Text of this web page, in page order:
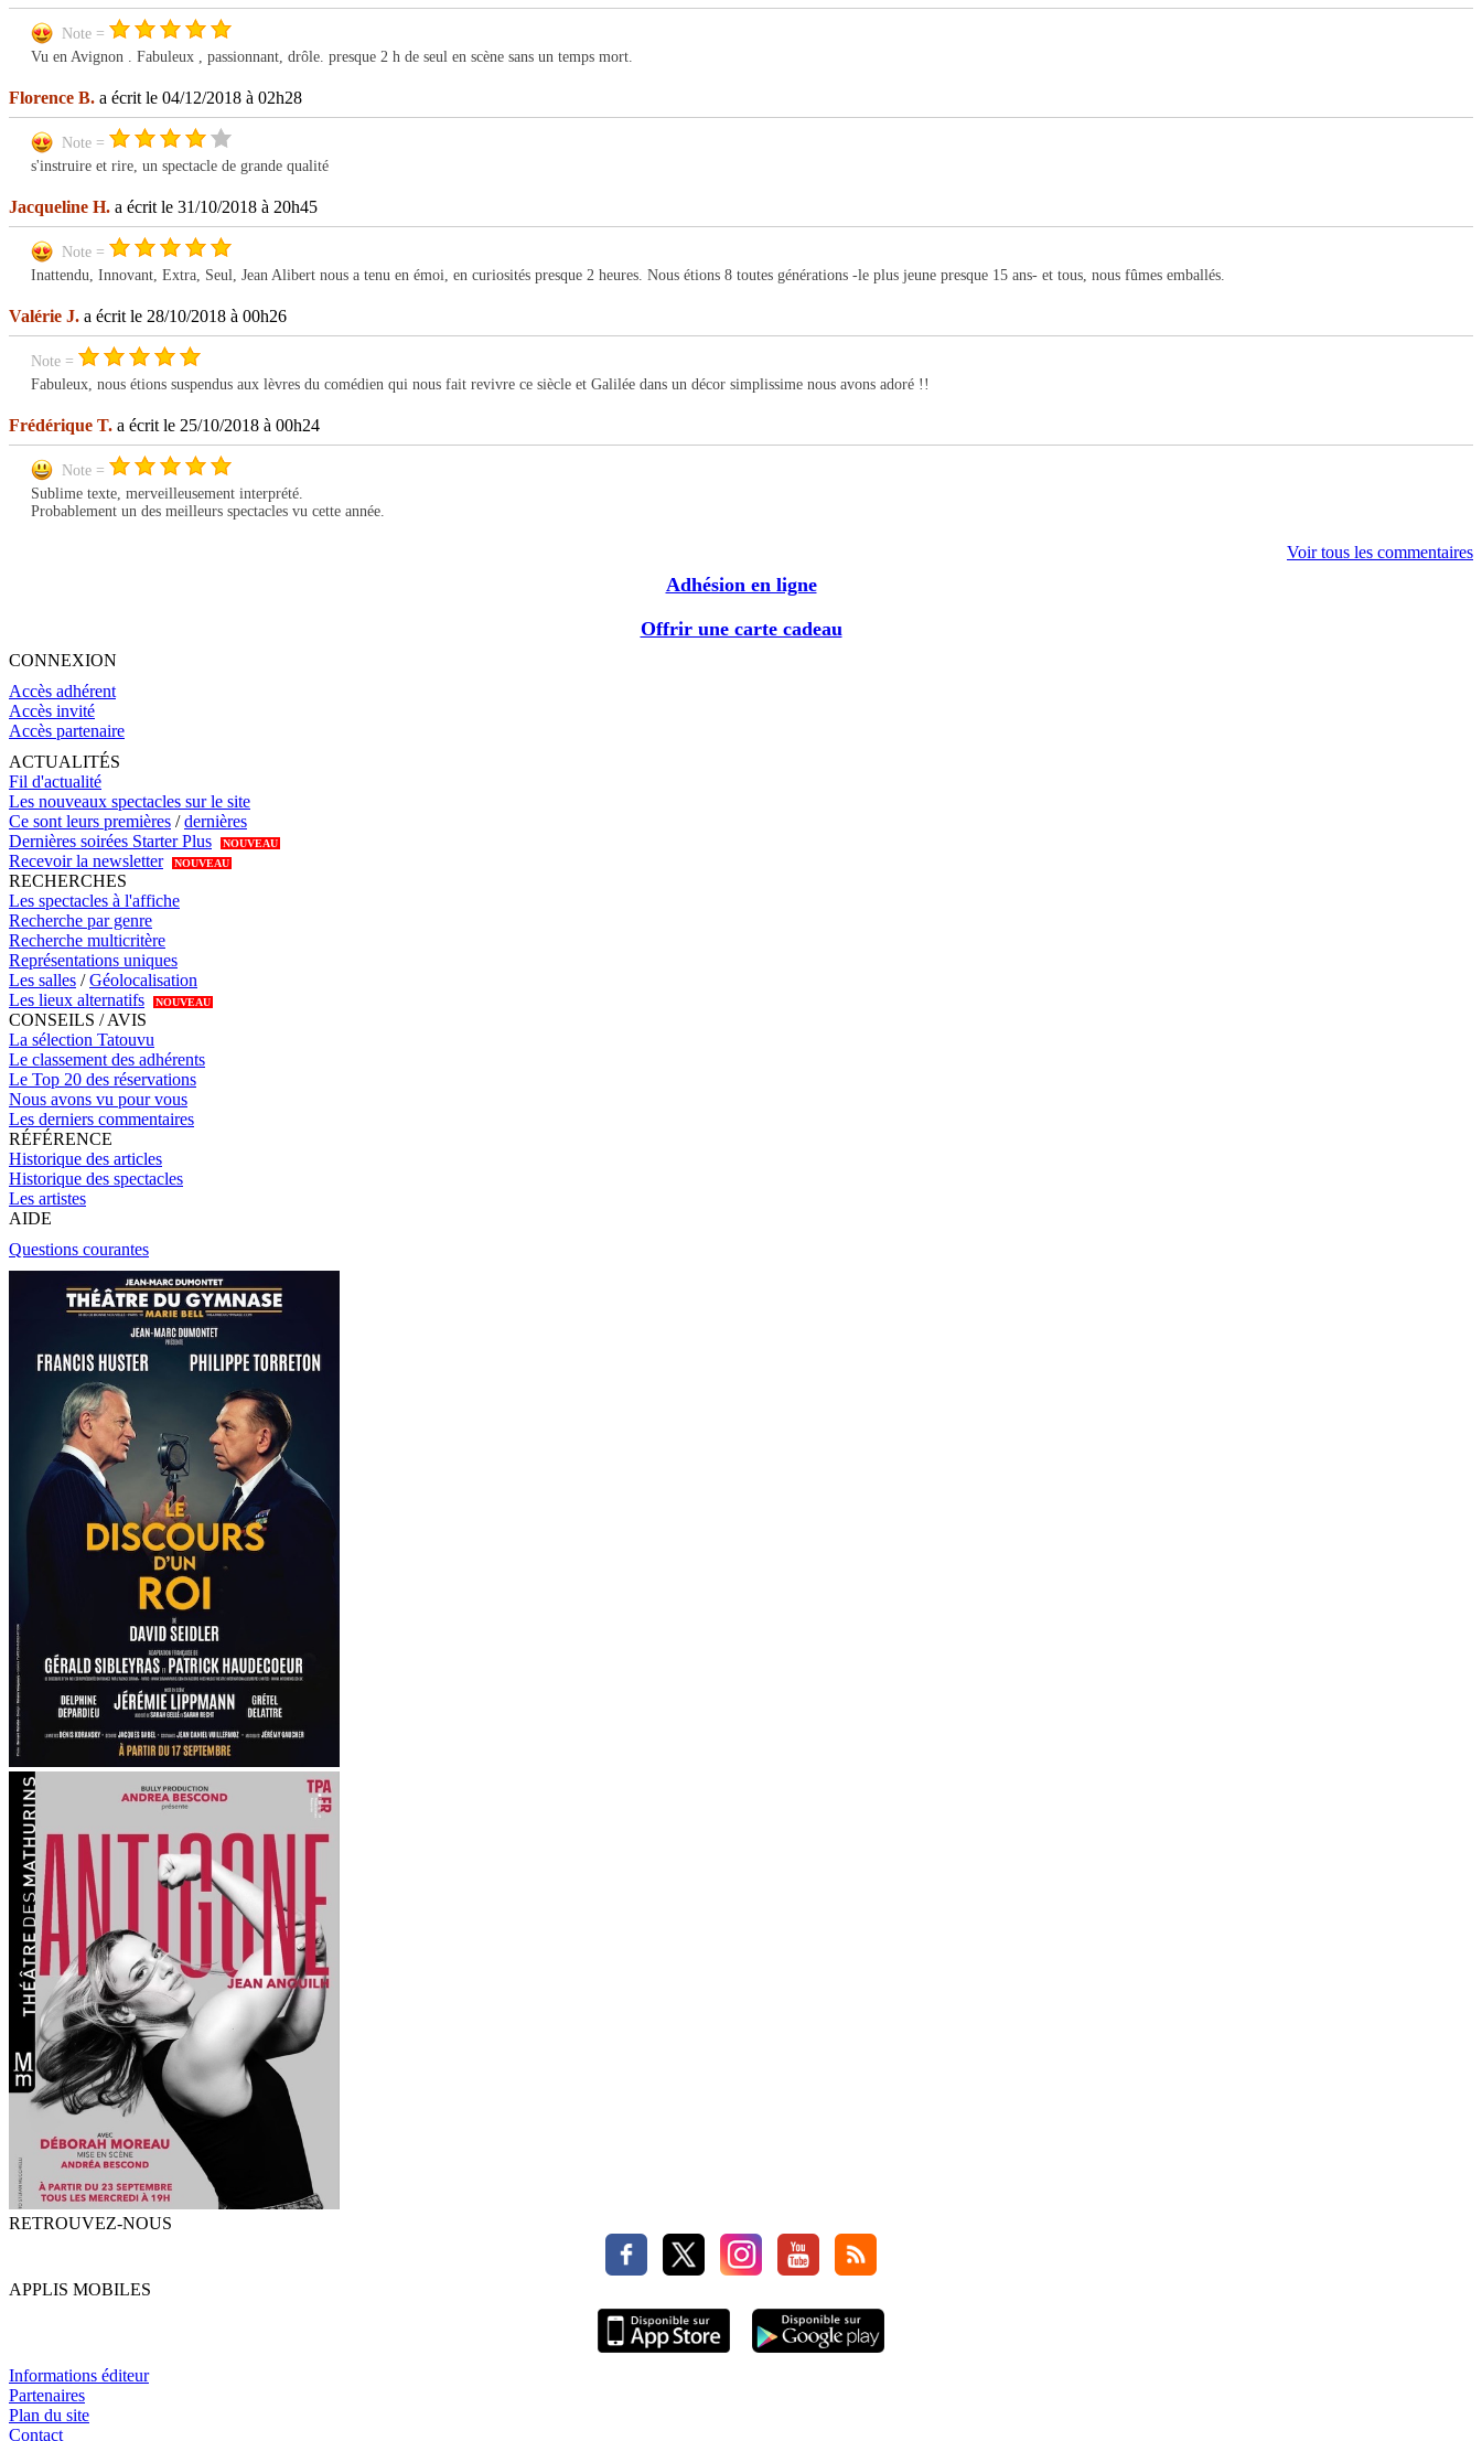
Note =
Vu en Avignon . Fabuleux , passionnant, drôle. presque 2 h de seul en scène sans un temps mort.
Florence B. a écrit le 04/12/2018 à 02h28
Note =
s'instruire et rire, un spectacle de grande qualité
Jacqueline H. a écrit le 31/10/2018 à 20h45
Note =
Inattendu, Innovant, Extra, Seul, Jean Alibert nous a tenu en émoi, en curiosités presque 2 heures. Nous étions 8 toutes générations -le plus jeune presque 15 ans- et tous, nous fûmes emballés.
Valérie J. a écrit le 28/10/2018 à 00h26
Note =
Fabuleux, nous étions suspendus aux lèvres du comédien qui nous fait revivre ce siècle et Galilée dans un décor simplissime nous avons adoré !!
Frédérique T. a écrit le 25/10/2018 à 00h24
Note =
Sublime texte, merveilleusement interprété.
Probablement un des meilleurs spectacles vu cette année.
Voir tous les commentaires
Adhésion en ligne
Offrir une carte cadeau
CONNEXION
Accès adhérent
Accès invité
Accès partenaire
ACTUALITÉS
Fil d'actualité
Les nouveaux spectacles sur le site
Ce sont leurs premières /dernières
Dernières soirées Starter Plus
NOUVEAU
Recevoir la newsletter NOUVEAU
RECHERCHES
Les spectacles à l'affiche
Recherche par genre
Recherche multicritère
Représentations uniques
Les salles /Géolocalisation
Les lieux alternatifs
NOUVEAU
CONSEILS / AVIS
La sélection Tatouvu
Le classement des adhérents
Le Top 20 des réservations
Nous avons vu pour vous
Les derniers commentaires
RÉFÉRENCE
Historique des articles
Historique des spectacles
Les artistes
AIDE
Questions courantes
RETROUVEZ-NOUS
APPLIS MOBILES
Informations éditeur
Partenaires
Plan du site
Contact